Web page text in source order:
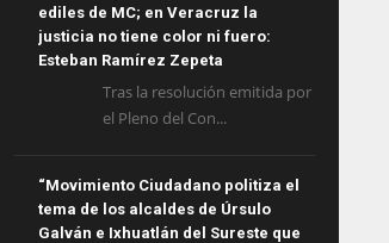
ediles de MC; en Veracruz la
justicia no tiene color ni fuero:
Esteban Ramírez Zepeta
Tras la resolución emitida por
el Pleno del Con...
“Movimiento Ciudadano politiza el
tema de los alcaldes de Úrsulo
Galván e Ixhuatlán del Sureste que